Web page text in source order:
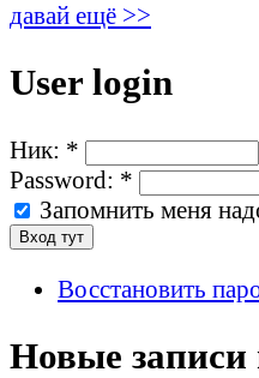
давай ещё >>
User login
Ник: *
Password: *
Запомнить меня
Восстановить
Новые записи